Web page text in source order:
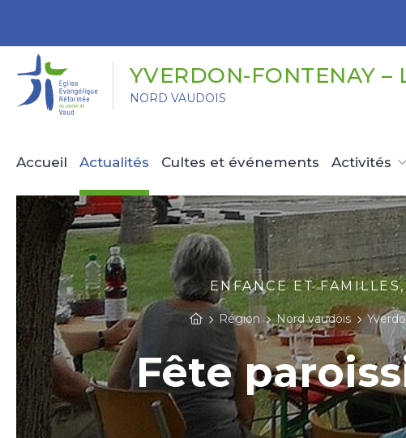
YVERDON-FONTENAY –
NORD VAUDOIS
Accueil Actualités Cultes et événements Activités
ENFANCE ET
Région Nord vaudois
Fête